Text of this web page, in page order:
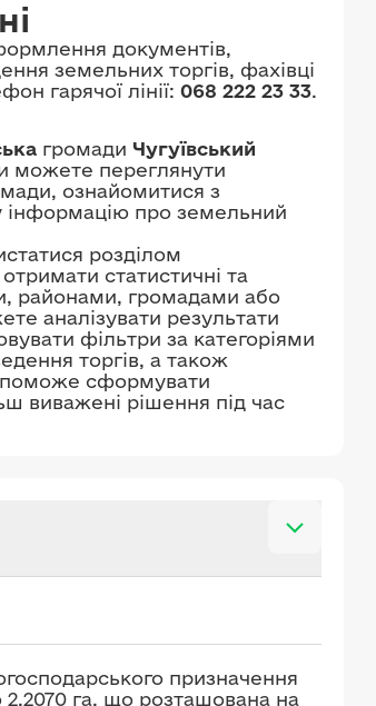
документів,
земельних торгів, фахівці
гарячої лінії: 068 222 23 33.
громади Чугуївський
можете переглянути
ознайомитися з
інформацію про земельний
розділом
статистичні та
районами, громадами або
аналізувати результати
фільтри за категоріями
торгів, а також
сформувати
виважені рішення під час
призначення
га, що розташована на